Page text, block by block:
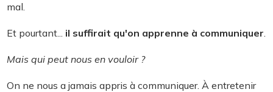
mal.
Et pourtant... il suffirait qu'on apprenne à communiquer.
Mais qui peut nous en vouloir ?
On ne nous a jamais appris à communiquer. À entretenir